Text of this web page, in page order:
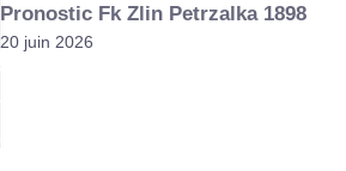
Pronostic Fk Zlin Petrzalka 1898
20 juin 2026